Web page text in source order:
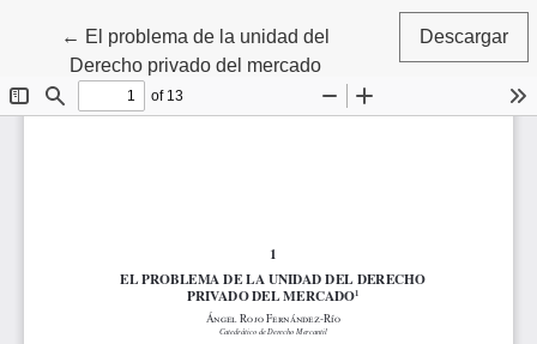
← Volver a los detalles del artículo
El problema de la unidad del
Derecho privado del mercado
Descargar